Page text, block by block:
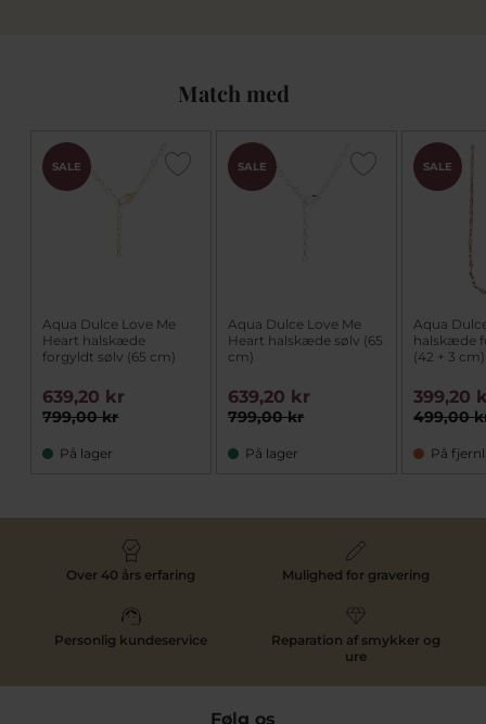
Match med
SALE
Aqua Dulce Love Me
Heart halskæde
forgyldt sølv (65 cm)
799,00 kr
639,20 kr
På lager
SALE
Aqua Dulce Love Me
Heart halskæde sølv (65
cm)
799,00 kr
639,20 kr
På lager
SALE
Aqua
halskæde
(42 + 3 cm)
499,00
399,20
På
Over 40 års erfaring Mulighed for gravering
Personlig kundeservice
Reparation af smykker og
ure
Følg os